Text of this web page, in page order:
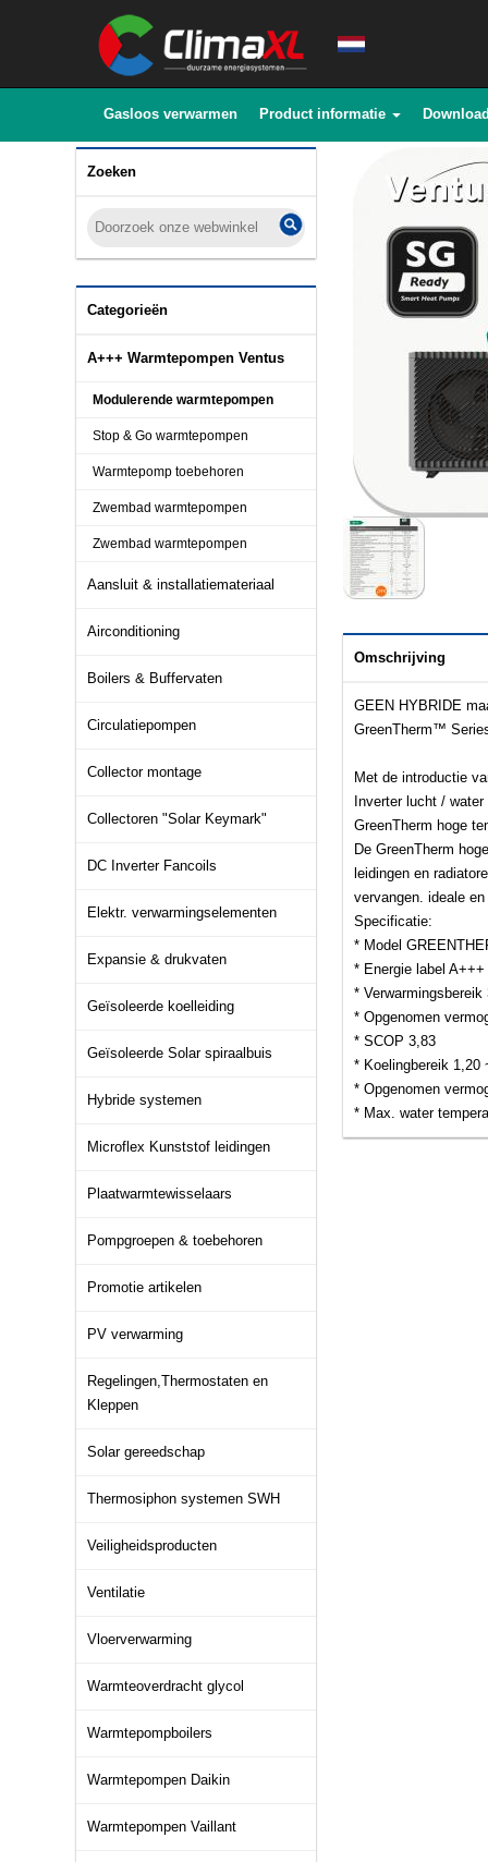
Gasloos verwarmen Product informatie
Zoeken
Categorieën
A+++ Warmtepompen Ventus
Modulerende warmtepompen
Stop & Go warmtepompen
Warmtepomp toebehoren
Zwembad warmtepompen
Zwembad warmtepompen
Aansluit & installatiemateriaal
Airconditioning
Boilers & Buffervaten
Circulatiepompen
Collector montage
Collectoren "Solar Keymark"
DC Inverter Fancoils
Elektr. verwarmingselementen
Expansie & drukvaten
Geïsoleerde koelleiding
Geïsoleerde Solar spiraalbuis
Hybride systemen
Microflex Kunststof leidingen
Plaatwarmtewisselaars
Pompgroepen & toebehoren
Promotie artikelen
PV verwarming
Regelingen,Thermostaten en
Kleppen
Solar gereedschap
Thermosiphon systemen SWH
Veiligheidsproducten
Ventilatie
Vloerverwarming
Warmteoverdracht glycol
Warmtepompboilers
Warmtepompen Daikin
Warmtepompen Vaillant
Omschrijving
GEEN HYBRIDE
GreenTherm™
Met de introductie
Inverter lucht /
GreenTherm hoge
De GreenTherm
leidingen en
vervangen. ideale
Specificatie:
* Model
* Energie label A+++
*
* Opgenomen
* SCOP 3,83
* Koelingbereik 1,20
* Opgenomen
* Max. water